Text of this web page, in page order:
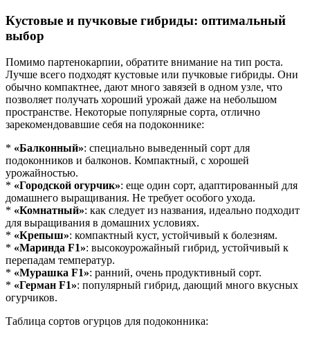
Кустовые и пучковые гибриды: оптимальный
выбор
Помимо партенокарпии, обратите внимание на тип роста.
Лучше всего подходят кустовые или пучковые гибриды. Они
обычно компактнее, дают много завязей в одном узле, что
позволяет получать хороший урожай даже на небольшом
пространстве. Некоторые популярные сорта, отлично
зарекомендовавшие себя на подоконнике:
* «Балконный»: специально выведенный сорт для
подоконников и балконов. Компактный, с хорошей
урожайностью.
* «Городской огурчик»: еще один сорт, адаптированный для
домашнего выращивания. Не требует особого ухода.
* «Комнатный»: как следует из названия, идеально подходит
для выращивания в домашних условиях.
* «Крепыш»: компактный куст, устойчивый к болезням.
* «Маринда F1»: высокоурожайный гибрид, устойчивый к
перепадам температур.
* «Мурашка F1»: ранний, очень продуктивный сорт.
* «Герман F1»: популярный гибрид, дающий много вкусных
огурчиков.
Таблица сортов огурцов для подоконника: